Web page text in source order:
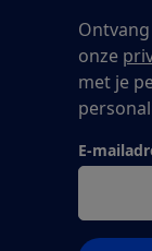
onze
met je
E-